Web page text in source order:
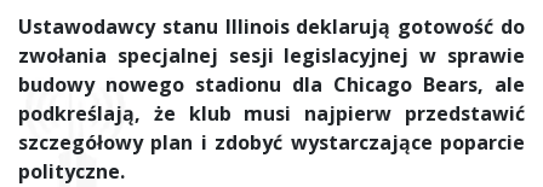
Ustawodawcy stanu Illinois deklarują gotowość do
zwołania specjalnej sesji legislacyjnej w sprawie
budowy nowego stadionu dla Chicago Bears, ale
podkreślają, że klub musi najpierw przedstawić
szczegółowy plan i zdobyć wystarczające poparcie
polityczne.